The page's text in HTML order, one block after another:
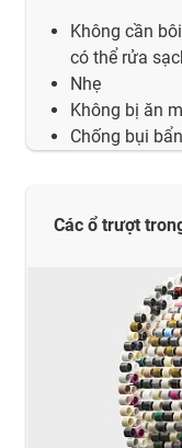
Không cần
có thể rửa
Nhẹ
Không bị ăn
Chống bụi bẩn
Các ổ trượt